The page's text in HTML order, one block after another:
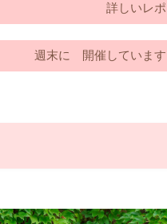
詳しいレ
週末に 開催していま